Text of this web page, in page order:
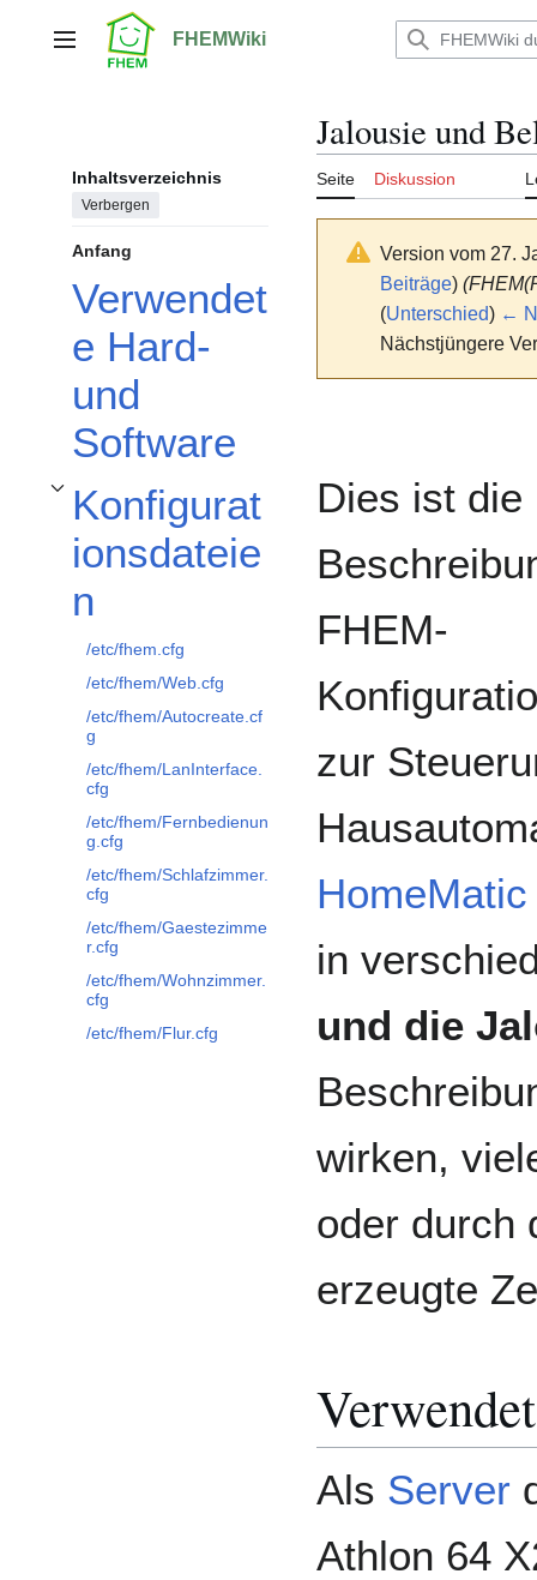
springenHauptmenü FHEMWiki
Inhaltsverzeichnis
Verbergen
Anfang
Verwendet
e Hard-
und
Software
Konfigurat
ionsdateie
n
Unterabschnitt Konfigurationsdateien umschalten
/etc/fhem.cfg
/etc/fhem/Web.cfg
/etc/fhem/Autocreate.cf
g
/etc/fhem/LanInterface.
cfg
/etc/fhem/Fernbedienun
g.cfg
/etc/fhem/Schlafzimmer.
cfg
/etc/fhem/Gaestezimme
r.cfg
/etc/fhem/Wohnzimmer.
cfg
/etc/fhem/Flur.cfg
Jalousie und
Seite Diskussion
Version vom 27.
Beiträge)
(Unterschied) ←
Nächstjüngere
Dies ist die
FHEM-
zur
HomeMatic
in
und die
wirken,
oder durch
erzeugte
Als Server
Athlon 64